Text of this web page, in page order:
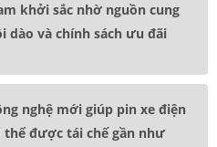
khởi sắc nhờ nguồn cung
dào và chính sách ưu đãi
nghệ mới giúp pin xe điện
thể được tái chế gần như